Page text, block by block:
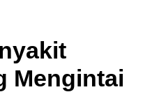
Mengintai